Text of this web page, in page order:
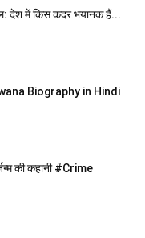
देश में किस कदर भयानक हैं...
Biography in Hindi
की कहानी #Crime